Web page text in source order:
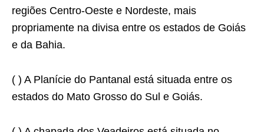
regiões Centro-Oeste e Nordeste, mais
propriamente na divisa entre os estados de Goiás
e da Bahia.
( ) A Planície do Pantanal está situada entre os
estados do Mato Grosso do Sul e Goiás.